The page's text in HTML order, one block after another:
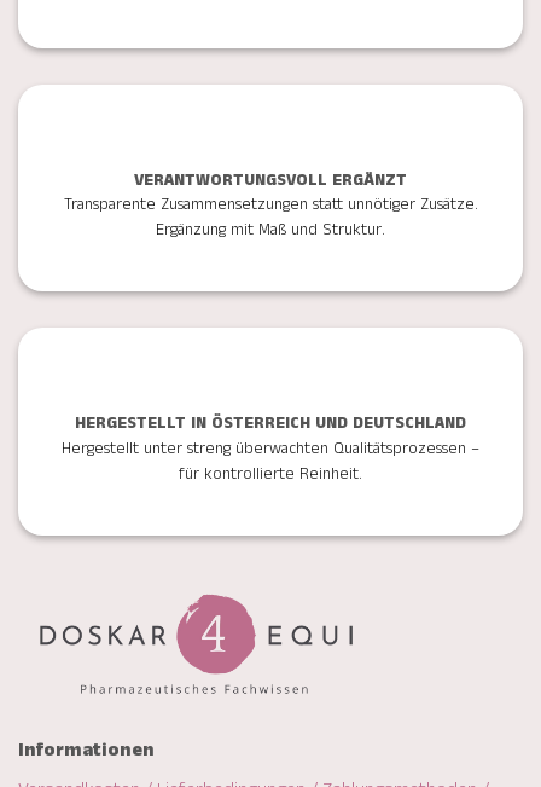
VERANTWORTUNGSVOLL ERGÄNZT
Transparente Zusammensetzungen statt unnötiger Zusätze.
Ergänzung mit Maß und Struktur.
HERGESTELLT IN ÖSTERREICH UND DEUTSCHLAND
Hergestellt unter streng überwachten Qualitätsprozessen –
für kontrollierte Reinheit.
Informationen